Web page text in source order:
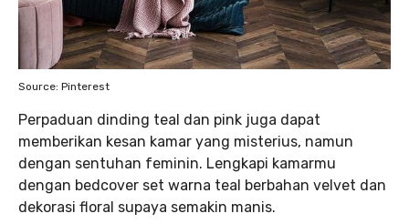
Source: Pinterest
Perpaduan dinding teal dan pink juga dapat
memberikan kesan kamar yang misterius, namun
dengan sentuhan feminin. Lengkapi kamarmu
dengan bedcover set warna teal berbahan velvet dan
dekorasi floral supaya semakin manis.